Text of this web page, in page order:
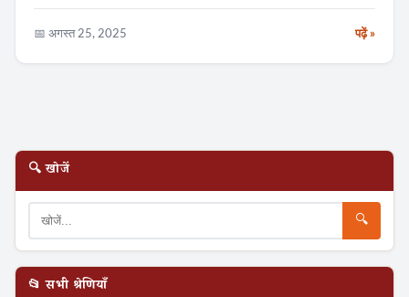
📅 अगस्त 25, 2025 पढ़ें »
🔍 खोजें
🔍
📂 सभी श्रेणियाँ